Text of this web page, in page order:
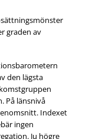
graden av
den lägsta
På länsnivå
Indexet
ingen
Ju högre